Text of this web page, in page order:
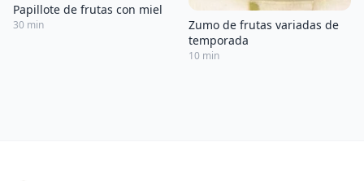
Papillote de frutas con miel
30 min
Zumo de frutas variadas de
temporada
10 min